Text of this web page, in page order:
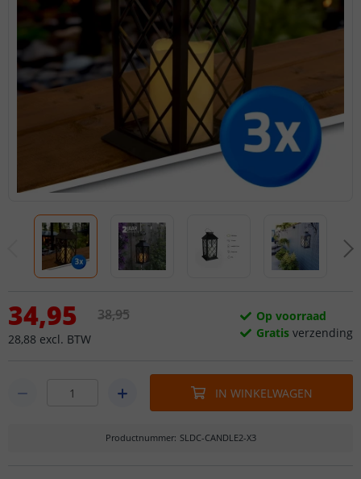
34,95
28,88 excl. BTW
38,95
Op voorraad
Gratis verzending
IN WINKELWAGEN
Productnummer: SLDC-CANDLE2-X3